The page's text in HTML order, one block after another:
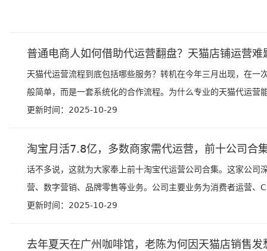
普通电商人如何借助代运营翻盘？天猫店铺运营难
天猫代运营流程到底包括哪些服务？转机在今年三月出现，在
般简单，而是一套系统化的合作流程。为什么专业的天猫代运营
更新时间：2025-10-29
淘宝月活7.8亿，多数商家需代运营，前十公司合
话不多说，这就为大家奉上前十淘宝代运营公司合集。这家公
营、数字营销、品牌零售等业务。公司主要业务为消费者运营、
更新时间：2025-10-29
去年夏天在广州咖啡馆，老陈为何因天猫店销售发